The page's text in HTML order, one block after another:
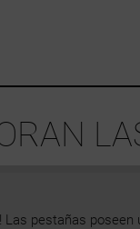
pestañas poseen